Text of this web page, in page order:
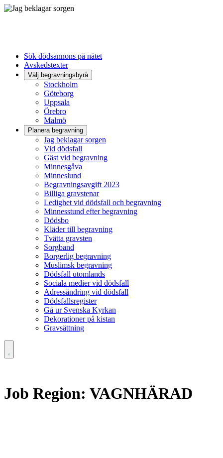
Sök dödsannons på nätet
Avskedstexter
Välj begravningsbyrå
Stockholm
Göteborg
Uppsala
Örebro
Malmö
Planera begravning
Jag beklagar sorgen
Vid dödsfall
Gäst vid begravning
Minnesgåva
Minneslund
Begravningsavgift 2023
Billiga gravstenar
Ledighet vid dödsfall och begravning
Minnesstund efter begravning
Dödsbo
Kläder till begravning
Tvätta gravsten
Sorgband
Borgerlig begravning
Muslimsk begravning
Dödsfall utomlands
Sociala medier vid dödsfall
Adressändring vid dödsfall
Dödsfallsregister
Gå ur Svenska Kyrkan
Dekorationer på kistan
Gravsättning
Job Region: VAGNHÄRAD